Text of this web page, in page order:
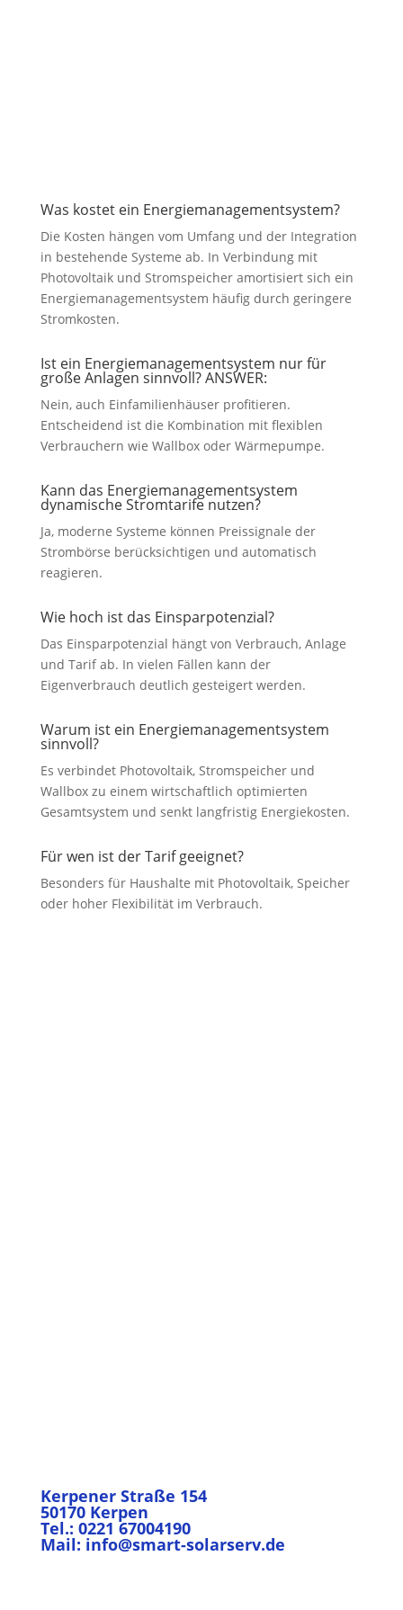
Was kostet ein Energiemanagementsystem?
Die Kosten hängen vom Umfang und der Integration
in bestehende Systeme ab. In Verbindung mit
Photovoltaik und Stromspeicher amortisiert sich ein
Energiemanagementsystem häufig durch geringere
Stromkosten.
Ist ein Energiemanagementsystem nur für
große Anlagen sinnvoll? ANSWER:
Nein, auch Einfamilienhäuser profitieren.
Entscheidend ist die Kombination mit flexiblen
Verbrauchern wie Wallbox oder Wärmepumpe.
Kann das Energiemanagementsystem
dynamische Stromtarife nutzen?
Ja, moderne Systeme können Preissignale der
Strombörse berücksichtigen und automatisch
reagieren.
Wie hoch ist das Einsparpotenzial?
Das Einsparpotenzial hängt von Verbrauch, Anlage
und Tarif ab. In vielen Fällen kann der
Eigenverbrauch deutlich gesteigert werden.
Warum ist ein Energiemanagementsystem
sinnvoll?
Es verbindet Photovoltaik, Stromspeicher und
Wallbox zu einem wirtschaftlich optimierten
Gesamtsystem und senkt langfristig Energiekosten.
Für wen ist der Tarif geeignet?
Besonders für Haushalte mit Photovoltaik, Speicher
oder hoher Flexibilität im Verbrauch.
Kerpener Straße 154
50170 Kerpen
Tel.: 0221 67004190
Mail: info@smart-solarserv.de